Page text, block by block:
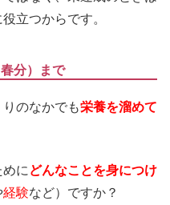
立つからです。
分）まで
のなかでも栄養を溜めて
に どんなことを身につけ
経験など）ですか？